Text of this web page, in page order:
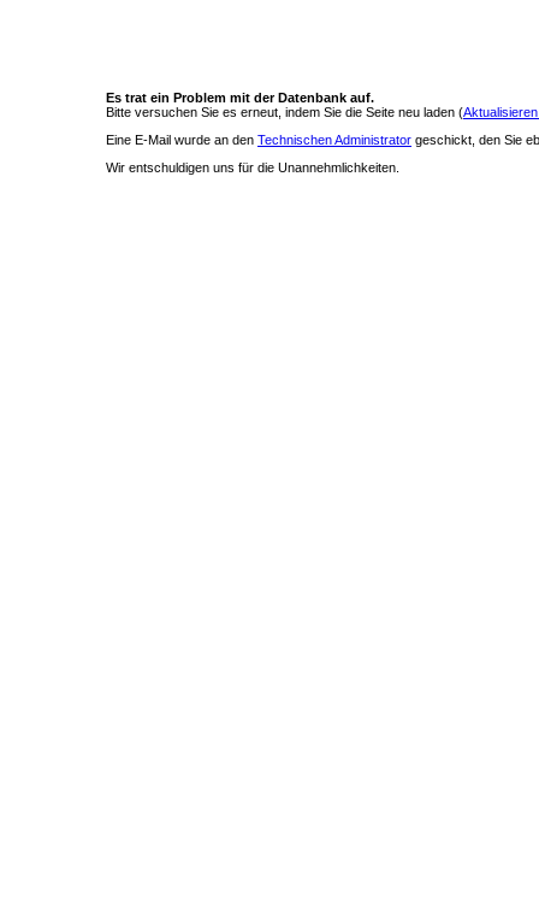
Es trat ein Problem mit der Datenbank auf.
Bitte versuchen Sie es erneut, indem Sie die Seite neu laden (
Eine E-Mail wurde an den Technischen Administrator geschickt, den Sie
Wir entschuldigen uns für die Unannehmlichkeiten.